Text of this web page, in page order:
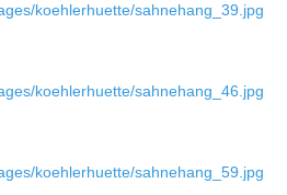
koehlerhuette/sahnehang_39.jpg
koehlerhuette/sahnehang_46.jpg
koehlerhuette/sahnehang_59.jpg